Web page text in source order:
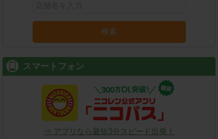
検索
スマートフォン
⇒ アプリなら最短3分スピード出発！